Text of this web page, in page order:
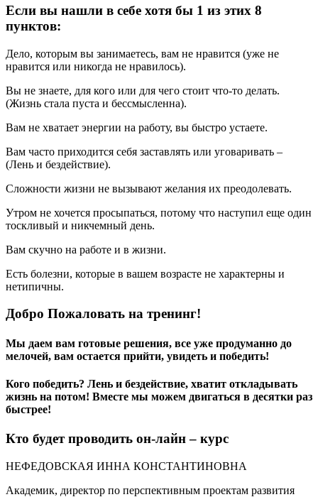
Если вы нашли в себе хотя бы 1 из этих 8
пунктов:
Дело, которым вы занимаетесь, вам не нравится (уже не
нравится или никогда не нравилось).
Вы не знаете, для кого или для чего стоит что-то делать.
(Жизнь стала пуста и бессмысленна).
Вам не хватает энергии на работу, вы быстро устаете.
Вам часто приходится себя заставлять или уговаривать –
(Лень и бездействие).
Сложности жизни не вызывают желания их преодолевать.
Утром не хочется просыпаться, потому что наступил еще один
тоскливый и никчемный день.
Вам скучно на работе и в жизни.
Есть болезни, которые в вашем возрасте не характерны и
нетипичны.
Добро Пожаловать на тренинг!
Мы даем вам готовые решения, все уже продуманно до
мелочей, вам остается прийти, увидеть и победить!
Кого победить? Лень и бездействие, хватит откладывать
жизнь на потом! Вместе мы можем двигаться в десятки раз
быстрее!
Кто будет проводить он-лайн – курс
НЕФЕДОВСКАЯ ИННА КОНСТАНТИНОВНА
Академик, директор по перспективным проектам развития